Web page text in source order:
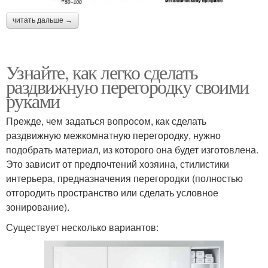
читать дальше →
Узнайте, как легко сделать
раздвижную перегородку своими
руками
Прежде, чем задаться вопросом, как сделать
раздвижную межкомнатную перегородку, нужно
подобрать материал, из которого она будет изготовлена.
Это зависит от предпочтений хозяина, стилистики
интерьера, предназначения перегородки (полностью
отгородить пространство или сделать условное
зонирование).
Существует несколько вариантов: